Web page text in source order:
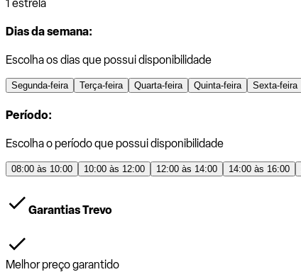
1 estrela
Dias da semana:
Escolha os dias que possui disponibilidade
Segunda-feira Terça-feira Quarta-feira Quinta-feira Sexta-feira
Período:
Escolha o período que possui disponibilidade
08:00 às 10:00 10:00 às 12:00 12:00 às 14:00 14:00 às 16:00
Garantias Trevo
Melhor preço garantido